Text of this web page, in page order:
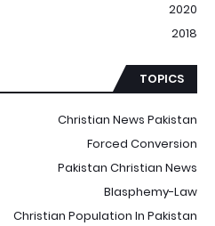
2020
2018
TOPICS
Christian News Pakistan
Forced Conversion
Pakistan Christian News
Blasphemy-Law
Christian Population In Pakistan